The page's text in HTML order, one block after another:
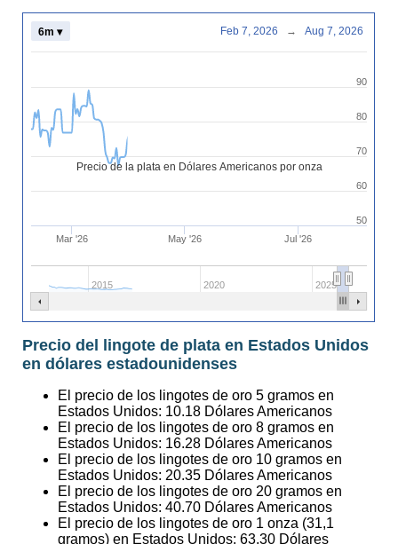
Precio de la plata en Dólares Americanos por onza
Mar '26 May '26 Jul '26
2015 2020 2025
50
60
70
80
90
6m ▾ Feb 7, 2026 → Aug 7, 2026
Precio del lingote de plata en Estados Unidos
en dólares estadounidenses
El precio de los lingotes de oro 5 gramos en
Estados Unidos: 10.18 Dólares Americanos
El precio de los lingotes de oro 8 gramos en
Estados Unidos: 16.28 Dólares Americanos
El precio de los lingotes de oro 10 gramos en
Estados Unidos: 20.35 Dólares Americanos
El precio de los lingotes de oro 20 gramos en
Estados Unidos: 40.70 Dólares Americanos
El precio de los lingotes de oro 1 onza (31,1
gramos) en Estados Unidos: 63.30 Dólares